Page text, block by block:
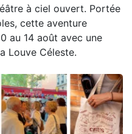
à ciel ouvert. Portée
cette aventure
au 14 août avec une
Louve Céleste.